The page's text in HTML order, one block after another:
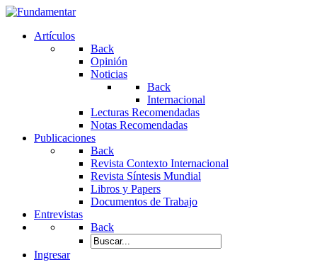
Artículos
Back
Opinión
Noticias
Back
Internacional
Lecturas Recomendadas
Notas Recomendadas
Publicaciones
Back
Revista Contexto Internacional
Revista Síntesis Mundial
Libros y Papers
Documentos de Trabajo
Entrevistas
Back
Ingresar